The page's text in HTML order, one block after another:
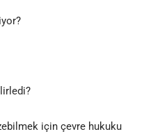
için çevre hukuku